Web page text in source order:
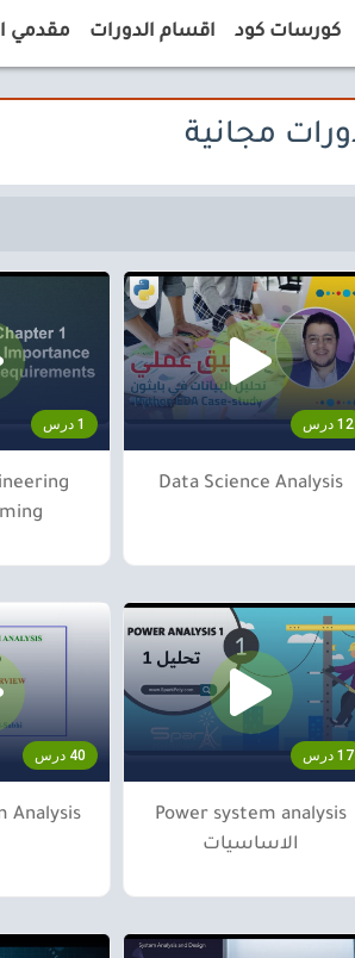
كورسات كود اقسام الدورات مقدمي
12 درس
Data Science Analysis
1 درس
17 درس
Power system analysis
الاساسيات
40 درس
Analysis